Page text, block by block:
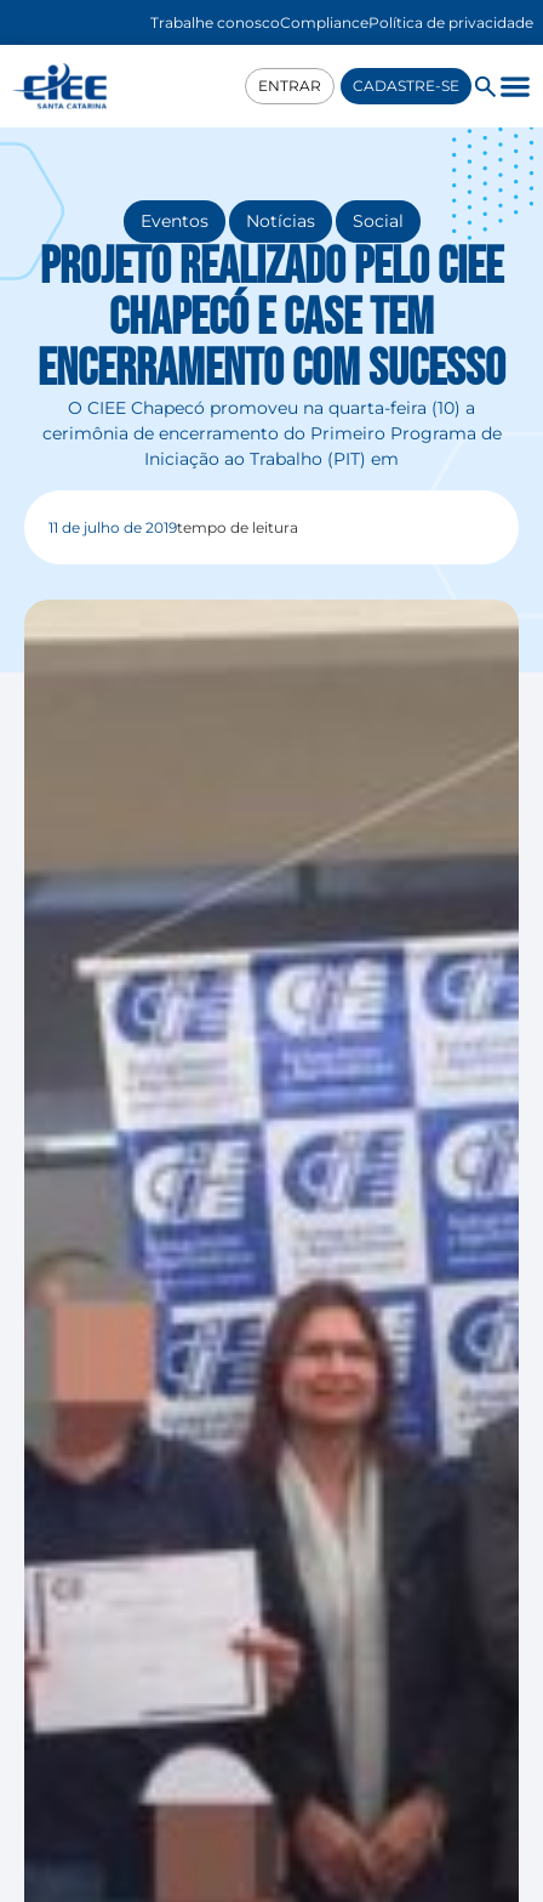
Trabalhe conoscoCompliancePolítica de privacidade
ENTRAR CADASTRE-SE
Eventos , Notícias , Social
Projeto realizado pelo CIEE
Chapecó e CASE tem
encerramento com sucesso
O CIEE Chapecó promoveu na quarta-feira (10) a
cerimônia de encerramento do Primeiro Programa de
Iniciação ao Trabalho (PIT) em
11 de julho de 2019tempo de leitura